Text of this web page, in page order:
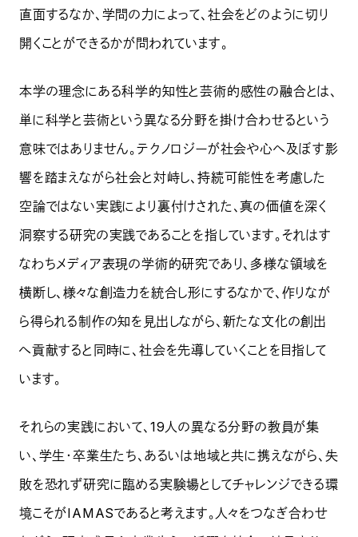
直面するなか、学問の力によって、社会をどのように切り
開くことができるかが問われています。
本学の理念にある科学的知性と芸術的感性の融合とは、
単に科学と芸術という異なる分野を掛け合わせるという
意味ではありません。テクノロジーが社会や心へ及ぼす影
響を踏まえながら社会と対峙し、持続可能性を考慮した
空論ではない実践により裏付けされた、真の価値を深く
洞察する研究の実践であることを指しています。それはす
なわちメディア表現の学術的研究であり、多様な領域を
横断し、様々な創造力を統合し形にするなかで、作りなが
ら得られる制作の知を見出しながら、新たな文化の創出
へ貢献すると同時に、社会を先導していくことを目指して
います。
それらの実践において、19人の異なる分野の教員が集
い、学生・卒業生たち、あるいは地域と共に携えながら、失
敗を恐れず研究に臨める実験場としてチャレンジできる環
境こそがIAMASであると考えます。人々をつなぎ合わせ